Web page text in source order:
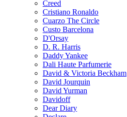
Creed
Cristiano Ronaldo
Cuarzo The Circle
Custo Barcelona
D'Orsay
D. R. Harris
Daddy Yankee
Dali Haute Parfumerie
David & Victoria Beckham
David Jourquin
David Yurman
Davidoff
Dear Diary